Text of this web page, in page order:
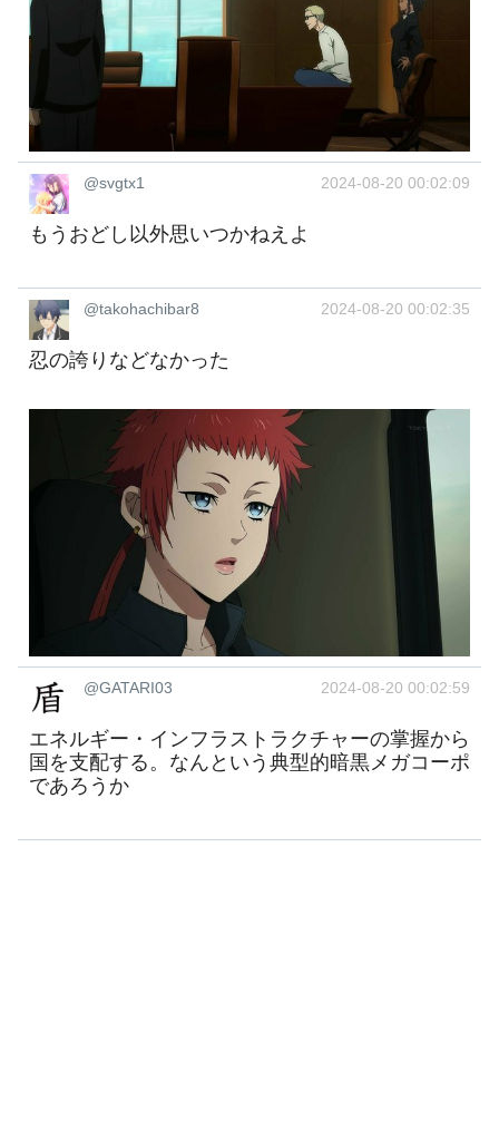
@svgtx1 2024-08-20 00:02:09
もうおどし以外思いつかねえよ
@takohachibar8 2024-08-20 00:02:35
忍の誇りなどなかった
@GATARI03 2024-08-20 00:02:59
エネルギー・インフラストラクチャーの掌握から
国を支配する。なんという典型的暗黒メガコーポ
であろうか